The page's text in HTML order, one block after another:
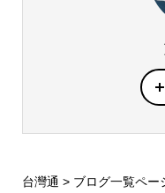
台灣通 > ブログ一覧ペー